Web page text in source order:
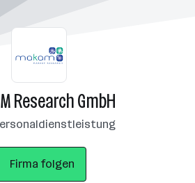
Research GmbH
Firma folgen